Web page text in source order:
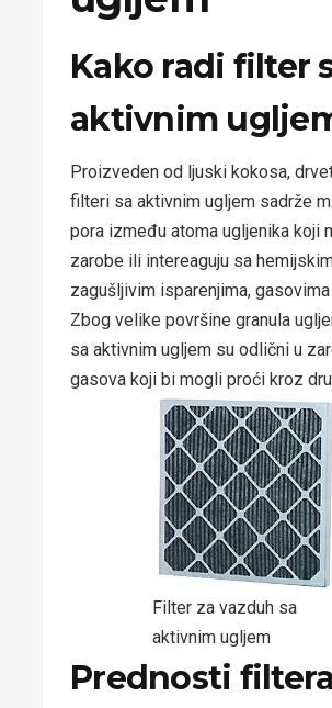
Kako radi filter
aktivnim
Proizveden od ljuski kokosa,
filteri sa aktivnim ugljem sadrže
pora između atoma ugljenika koji
zarobe ili intereaguju sa
zagušljivim isparenjima,
Zbog velike površine granula
sa aktivnim ugljem su odlični u
gasova koji bi mogli proći kroz
Filter za vazduh sa
aktivnim ugljem
Prednosti